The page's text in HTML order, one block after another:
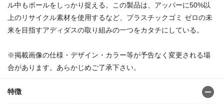
ル中もボールをしっかり捉える。この製品は、アッパーに50%以
上のリサイクル素材を使用するなど、プラスチックゴミ ゼロの未
来を目指すアディダスの取り組みの一つをカタチにしている。
※掲載画像の仕様・デザイン・カラー等が予告なく変更される場
合があります。あらかじめご了承下さい。
特徴